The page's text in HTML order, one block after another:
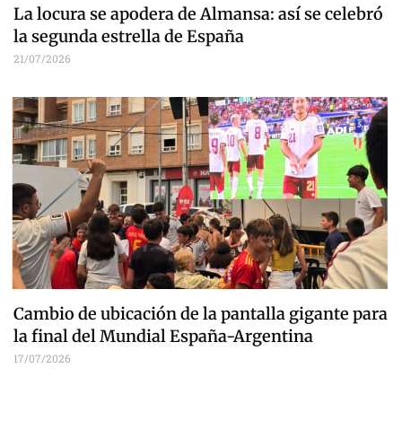
La locura se apodera de Almansa: así se celebró
la segunda estrella de España
21/07/2026
Cambio de ubicación de la pantalla gigante para
la final del Mundial España-Argentina
17/07/2026